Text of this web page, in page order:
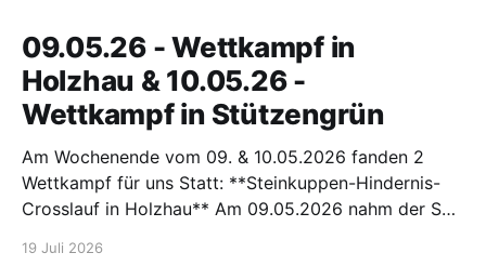
09.05.26 - Wettkampf in
Holzhau & 10.05.26 -
Wettkampf in Stützengrün
Am Wochenende vom 09. & 10.05.2026 fanden 2
Wettkampf für uns Statt: **Steinkuppen-Hindernis-
Crosslauf in Holzhau** Am 09.05.2026 nahm der SV
19 Juli 2026